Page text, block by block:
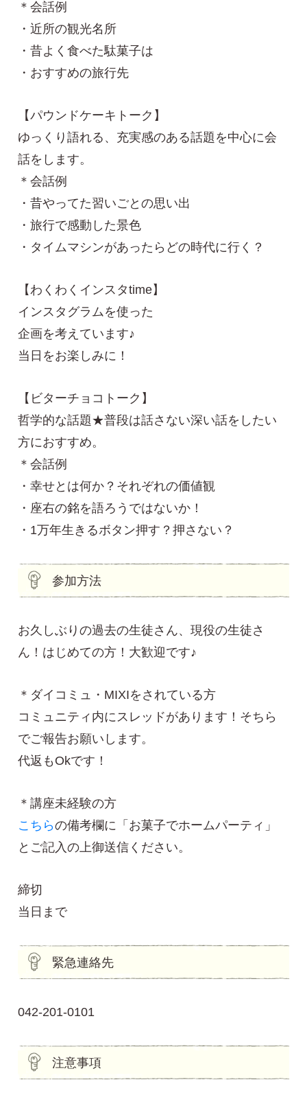
＊会話例
・近所の観光名所
・昔よく食べた駄菓子は
・おすすめの旅行先
【パウンドケーキトーク】
ゆっくり語れる、充実感のある話題を中心に会
話をします。
＊会話例
・昔やってた習いごとの思い出
・旅行で感動した景色
・タイムマシンがあったらどの時代に行く？
【わくわくインスタtime】
インスタグラムを使った
企画を考えています♪
当日をお楽しみに！
【ビターチョコトーク】
哲学的な話題★普段は話さない深い話をしたい
方におすすめ。
＊会話例
・幸せとは何か？それぞれの価値観
・座右の銘を語ろうではないか！
・1万年生きるボタン押す？押さない？
参加方法
お久しぶりの過去の生徒さん、現役の生徒さ
ん！はじめての方！大歓迎です♪
＊ダイコミュ・MIXIをされている方
コミュニティ内にスレッドがあります！そちら
でご報告お願いします。
代返もOkです！
＊講座未経験の方
こちらの備考欄に「お菓子でホームパーティ」
とご記入の上御送信ください。
締切
当日まで
緊急連絡先
042-201-0101
注意事項